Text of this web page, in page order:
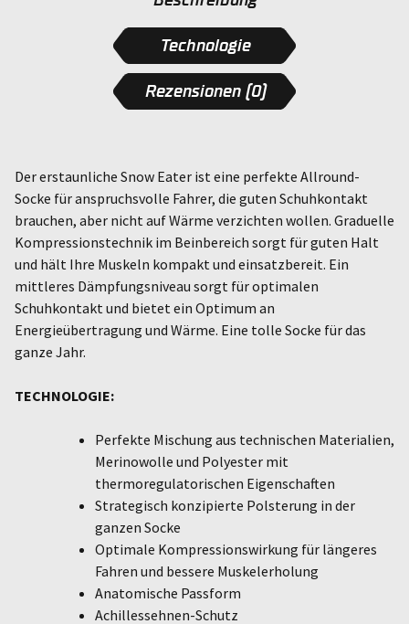
Rezensionen (0)
Technologie
Der erstaunliche Snow Eater ist eine perfekte Allround-
Socke für anspruchsvolle Fahrer, die guten Schuhkontakt
brauchen, aber nicht auf Wärme verzichten wollen. Graduelle
Kompressionstechnik im Beinbereich sorgt für guten Halt
und hält Ihre Muskeln kompakt und einsatzbereit. Ein
mittleres Dämpfungsniveau sorgt für optimalen
Schuhkontakt und bietet ein Optimum an
Energieübertragung und Wärme. Eine tolle Socke für das
ganze Jahr.
TECHNOLOGIE:
Perfekte Mischung aus technischen Materialien,
Merinowolle und Polyester mit
thermoregulatorischen Eigenschaften
Strategisch konzipierte Polsterung in der
ganzen Socke
Optimale Kompressionswirkung für längeres
Fahren und bessere Muskelerholung
Anatomische Passform
Achillessehnen-Schutz